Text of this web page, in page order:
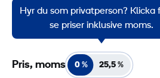
Längd 32 mm
Hyr du som privatperson? Klicka
se priser inklusive moms.
Pris, moms 0 % 25,5 %